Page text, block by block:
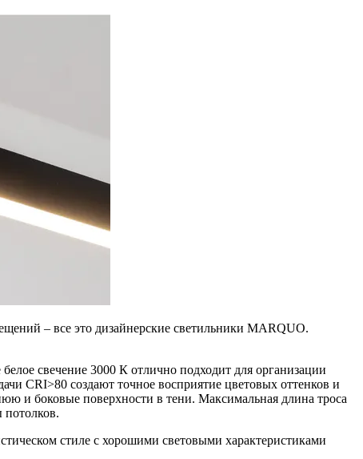
– все это дизайнерские светильники MARQUO.
свечение 3000 К отлично подходит для организации
CRI>80 создают точное восприятие цветовых оттенков и
и боковые поверхности в тени. Максимальная длина троса
стиле с хорошими световыми характеристиками